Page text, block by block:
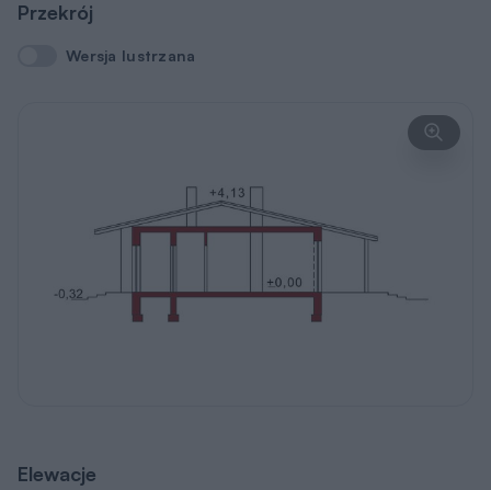
Przekrój
Wersja lustrzana
Wersja lustrzana
Elewacje